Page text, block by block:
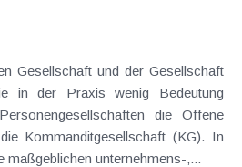
Gesellschaft und der Gesellschaft
in der Praxis wenig Bedeutung
die Offene
Kommanditgesellschaft (KG). In
maßgeblichen unternehmens-,...